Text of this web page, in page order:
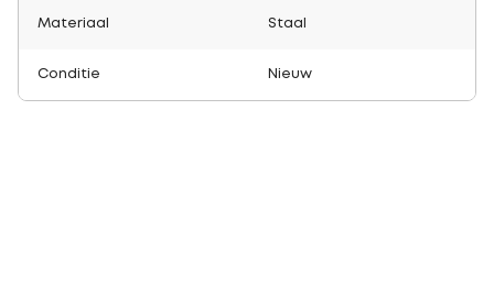
Materiaal Staal
Conditie Nieuw